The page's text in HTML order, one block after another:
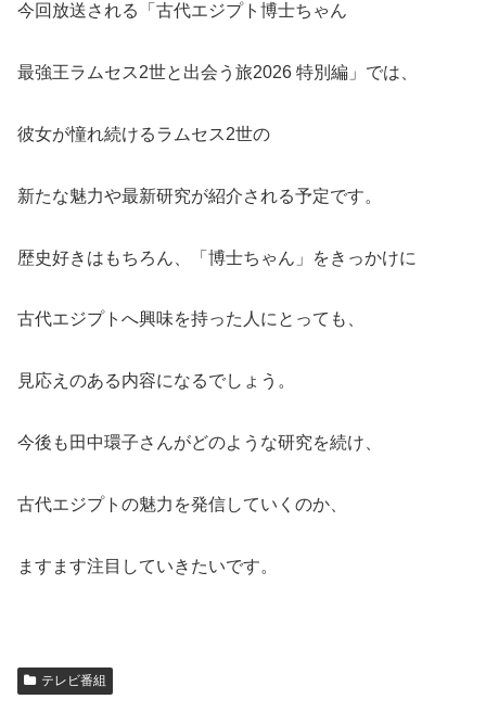
今回放送される「古代エジプト博士ちゃん
最強王ラムセス2世と出会う旅2026 特別編」では、
彼女が憧れ続けるラムセス2世の
新たな魅力や最新研究が紹介される予定です。
歴史好きはもちろん、「博士ちゃん」をきっかけに
古代エジプトへ興味を持った人にとっても、
見応えのある内容になるでしょう。
今後も田中環子さんがどのような研究を続け、
古代エジプトの魅力を発信していくのか、
ますます注目していきたいです。
テレビ番組